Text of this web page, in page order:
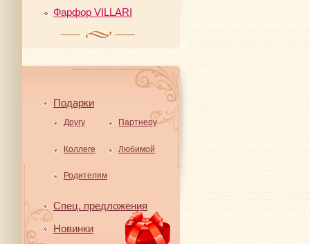
Фарфор VILLARI
Подарки
Другу Партнеру
Коллеге Любимой
Родителям
Спец. предложения
Новинки